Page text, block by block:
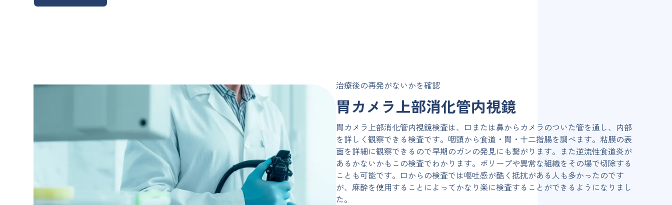
治療後の再発がないかを確認
胃カメラ上部消化管内視鏡
胃カメラ上部消化管内視鏡検査は、口または鼻からカメラのついた管を通し、内部
を詳しく観察できる検査です。咽頭から食道・胃・十二指腸を調べます。粘膜の表
面を詳細に観察できるので早期のガンの発見にも繋がります。また逆流性食道炎が
あるかないかもこの検査でわかります。ポリープや異常な組織をその場で切除する
ことも可能です。口からの検査では嘔吐感が酷く抵抗がある人も多かったのです
が、麻酔を使用することによってかなり楽に検査することができるようになりまし
た。